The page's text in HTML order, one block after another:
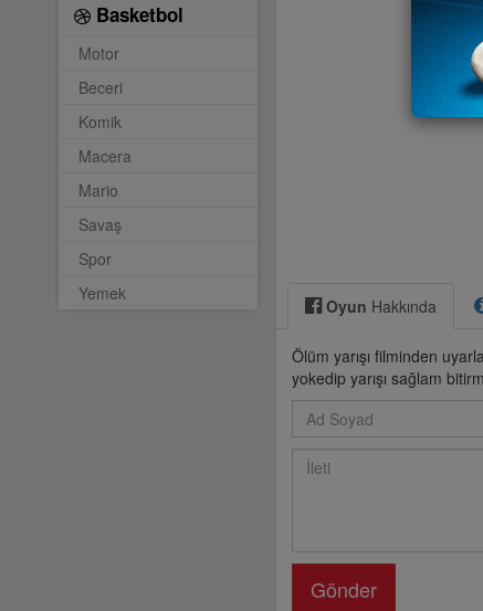
Basketbol
Motor
Beceri
Komik
Macera
Mario
Savaş
Spor
Yemek
Oyun Hakkında
Ölüm yarışı filminden
yokedip yarışı sağlam
Gönder